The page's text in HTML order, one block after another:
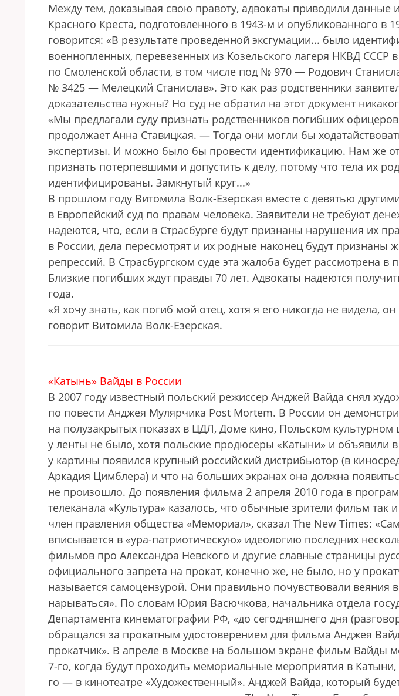
Между тем, доказывая свою правоту, адвокаты приводили данные
Красного Креста, подготовленного в 1943-м и опубликованного в
говорится: «В результате проведенной эксгумации... было
военнопленных, перевезенных из Козельского лагеря НКВД СССР
по Смоленской области, в том числе под № 970 — Родович
№ 3425 — Мелецкий Станислав». Это как раз родственники
доказательства нужны? Но суд не обратил на этот документ
«Мы предлагали суду признать родственников погибших
продолжает Анна Ставицкая. — Тогда они могли бы
экспертизы. И можно было бы провести идентификацию. Нам же
признать потерпевшими и допустить к делу, потому что тела их
идентифицированы. Замкнутый круг...»
В прошлом году Витомила Волк-Езерская вместе с девятью
в Европейский суд по правам человека. Заявители не требуют
надеются, что, если в Страсбурге будут признаны нарушения их
в России, дела пересмотрят и их родные наконец будут признаны
репрессий. В Страсбургском суде эта жалоба будет рассмотрена в
Близкие погибших ждут правды 70 лет. Адвокаты надеются
года.
«Я хочу знать, как погиб мой отец, хотя я его никогда не видела,
говорит Витомила Волк-Езерская.
«Катынь» Вайды в России
В 2007 году известный польский режиссер Анджей Вайда снял
по повести Анджея Мулярчика Post Mortem. В России он
на полузакрытых показах в ЦДЛ, Доме кино, Польском культурном
у ленты не было, хотя польские продюсеры «Катыни» и объявили в
у картины появился крупный российский дистрибьютор (в
Аркадия Цимблера) и что на больших экранах она должна
не произошло. До появления фильма 2 апреля 2010 года в
телеканала «Культура» казалось, что обычные зрители фильм так
член правления общества «Мемориал», сказал The New Times:
вписывается в «ура-патриотическую» идеологию последних
фильмов про Александра Невского и другие славные страницы
официального запрета на прокат, конечно же, не было, но у
называется самоцензурой. Они правильно почувствовали веяния
нарываться». По словам Юрия Васючкова, начальника отдела
Департамента кинематографии РФ, «до сегодняшнего дня
обращался за прокатным удостоверением для фильма Анджея
прокатчик». В апреле в Москве на большом экране фильм Вайды
7-го, когда будут проходить мемориальные мероприятия в
го — в кинотеатре «Художественный». Анджей Вайда, который